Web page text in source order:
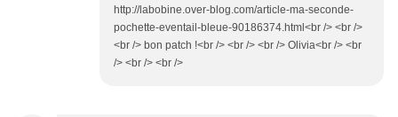
http://labobine.over-blog.com/article-ma-seconde-
pochette-eventail-bleue-90186374.html<br /> <br />
<br /> bon patch !<br /> <br /> <br /> Olivia<br /> <br
/> <br /> <br />